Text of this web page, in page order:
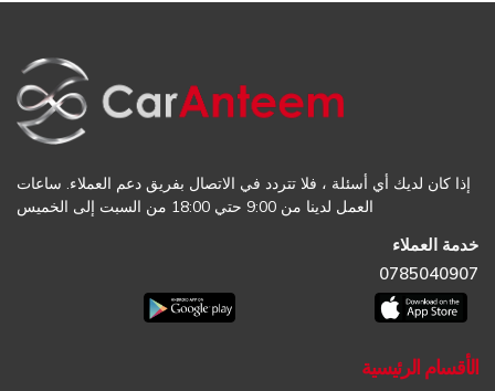
إذا كان لديك أي أسئلة ، فلا تتردد في الاتصال بفريق دعم العملاء. ساعات
العمل لدينا من 9:00 حتي 18:00 من السبت إلى الخميس
خدمة العملاء
0785040907
الأقسام الرئيسية